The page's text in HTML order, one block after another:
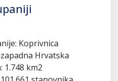
Koprivnica
Hrvatska
1.748 km2